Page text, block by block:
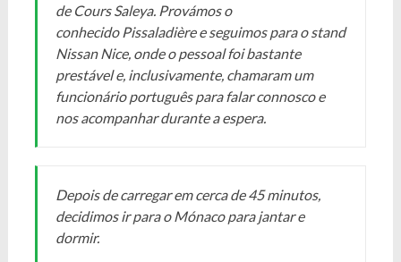
de Cours Saleya. Provámos o
conhecido Pissaladière e seguimos para o stand
Nissan Nice, onde o pessoal foi bastante
prestável e, inclusivamente, chamaram um
funcionário português para falar connosco e
nos acompanhar durante a espera.
Depois de carregar em cerca de 45 minutos,
decidimos ir para o Mónaco para jantar e
dormir.